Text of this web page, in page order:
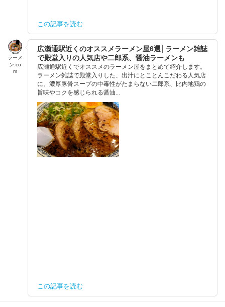
この記事を読む
ラーメ
ン.co
m
広瀬通駅近くのオススメラーメン屋6選│ラーメン雑誌
で殿堂入りの人気店や二郎系、醤油ラーメンも
広瀬通駅近くでオススメのラーメン屋をまとめて紹介します。
ラーメン雑誌で殿堂入りした、出汁にとことんこだわる人気店
に、濃厚豚骨スープの中毒性がたまらない二郎系、比内地鶏の
旨味やコクを感じられる醤油...
この記事を読む